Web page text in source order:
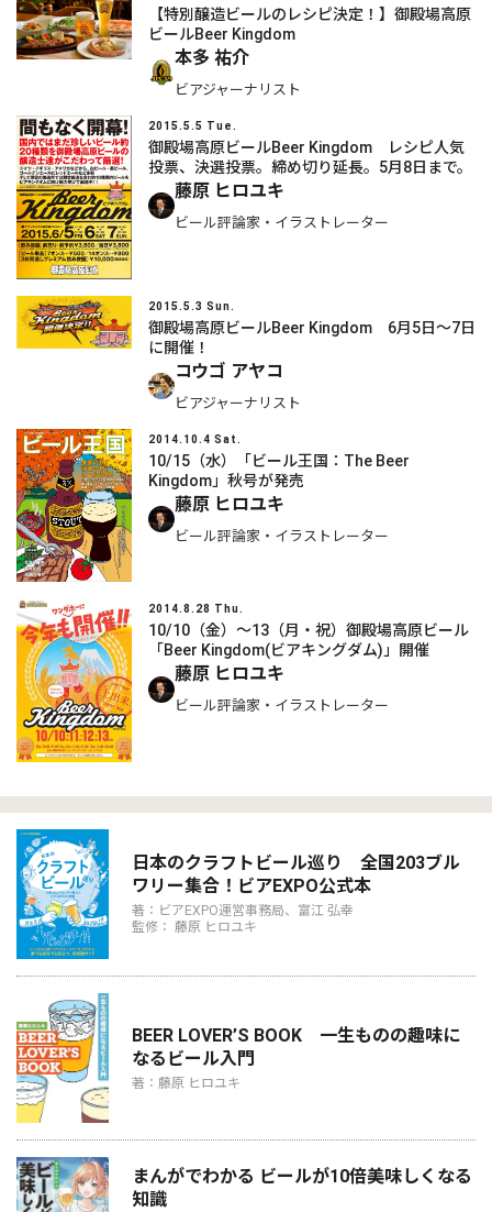
【特別醸造ビールのレシピ決定！】御殿場高原
ビールBeer Kingdom
本多 祐介
ビアジャーナリスト
2015.5.5 Tue.
御殿場高原ビールBeer Kingdom レシピ人気
投票、決選投票。締め切り延長。5月8日まで。
藤原 ヒロユキ
ビール評論家・イラストレーター
2015.5.3 Sun.
御殿場高原ビールBeer Kingdom 6月5日～7日
に開催！
コウゴ アヤコ
ビアジャーナリスト
2014.10.4 Sat.
10/15（水）「ビール王国：The Beer
Kingdom」秋号が発売
藤原 ヒロユキ
ビール評論家・イラストレーター
2014.8.28 Thu.
10/10（金）～13（月・祝）御殿場高原ビール
「Beer Kingdom(ビアキングダム)」開催
藤原 ヒロユキ
ビール評論家・イラストレーター
日本のクラフトビール巡り 全国203ブル
ワリー集合！ビアEXPO公式本
著：ビアEXPO運営事務局、富江 弘幸
監修： 藤原 ヒロユキ
BEER LOVER’S BOOK 一生ものの趣味に
なるビール入門
著：藤原 ヒロユキ
まんがでわかる ビールが10倍美味しくなる
知識